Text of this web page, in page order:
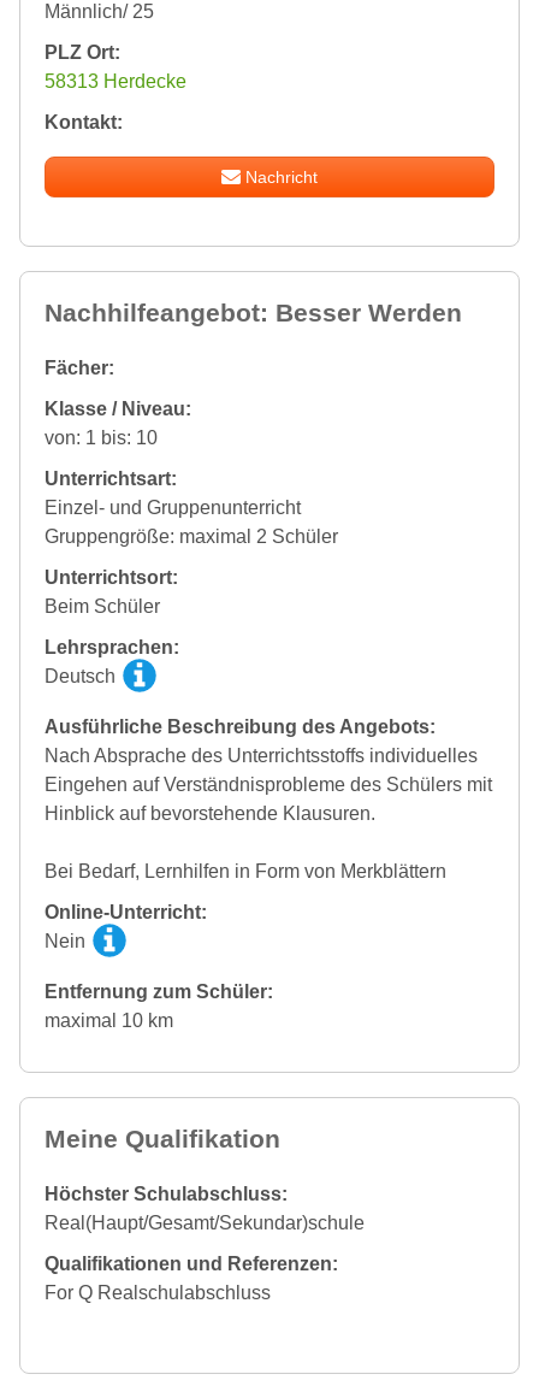
Männlich/ 25
PLZ Ort:
58313 Herdecke
Kontakt:
Nachricht
Nachhilfeangebot: Besser Werden
Fächer:
Klasse / Niveau:
von: 1 bis: 10
Unterrichtsart:
Einzel- und Gruppenunterricht
Gruppengröße: maximal 2 Schüler
Unterrichtsort:
Beim Schüler
Lehrsprachen:
Deutsch
Ausführliche Beschreibung des Angebots:
Nach Absprache des Unterrichtsstoffs individuelles
Eingehen auf Verständnisprobleme des Schülers mit
Hinblick auf bevorstehende Klausuren.
Bei Bedarf, Lernhilfen in Form von Merkblättern
Online-Unterricht:
Nein
Entfernung zum Schüler:
maximal 10 km
Meine Qualifikation
Höchster Schulabschluss:
Real(Haupt/Gesamt/Sekundar)schule
Qualifikationen und Referenzen:
For Q Realschulabschluss